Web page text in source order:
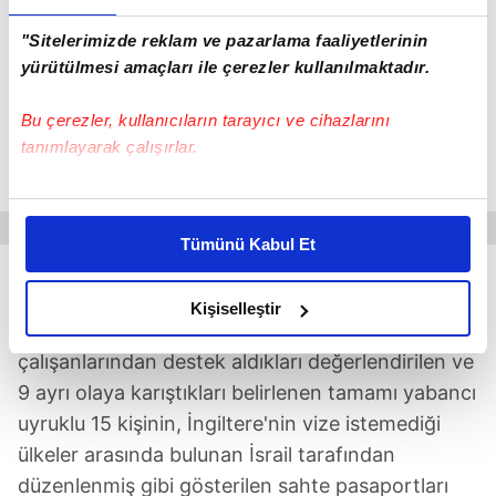
"Sitelerimizde reklam ve pazarlama faaliyetlerinin
yürütülmesi amaçları ile çerezler kullanılmaktadır.
Bu çerezler, kullanıcıların tarayıcı ve cihazlarını
tanımlayarak çalışırlar.
Bu çerezlere izin vermeniz halinde sizlere özel
daha iyi reklam deneyimi yaşatabiliriz. Bunu yaparken
amacımızın size daha iyi bir reklam deneyimi sunmak
olduğunu ve sizlere en iyi içerikleri sunabilmek adına
elimizden gelen çabayı gösterdiğimizi ve bu noktada,
reklamların maliyetlerimizi karşılamak noktasında tek gelir
kalemimiz olduğunu sizlere hatırlatmak isteriz.
Her halükârda, kullanıcılar, bu çerezlere izin vermedikleri
takdirde, kullanıcılara hedefli reklamlar
Tümünü Kabul Et
Kişiselleştir
Düzenlenen eş zamanlı operasyonda olaya karışan 8
şüpheli gözaltına alındı.(Haberde yer alan fotoğraf AA'ya
8 ŞÜPHELİ GÖZALTINA ALINDI
Analizler sonucunda ekipler, havayolu
çalışanlarından destek aldıkları değerlendirilen ve
9 ayrı olaya karıştıkları belirlenen tamamı yabancı
uyruklu 15 kişinin, İngiltere'nin vize istemediği
ülkeler arasında bulunan İsrail tarafından
düzenlenmiş gibi gösterilen sahte pasaportları